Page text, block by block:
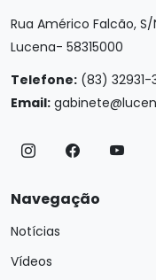
Rua Américo Falcão,
Lucena- 58315000
Telefone: (83) 32931-
Email:
Navegação
Notícias
Vídeos